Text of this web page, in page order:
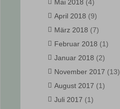
Mai 2018 (4)
April 2018 (9)
März 2018 (7)
Februar 2018 (1)
Januar 2018 (2)
November 2017 (13)
August 2017 (1)
Juli 2017 (1)